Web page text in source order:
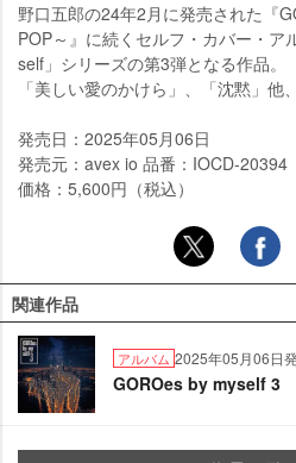
野口五郎の24年2月に発売された『
POP～』に続くセルフ・カバー・ア
self」シリーズの第3弾となる作品。
「美しい愛のかけら」、「沈黙」他
発売日：2025年05月06日
発売元：avex io 品番：IOCD-20394
価格：5,600円（税込）
関連作品
アルバム 2025年05月06日
GOROes by myself 3